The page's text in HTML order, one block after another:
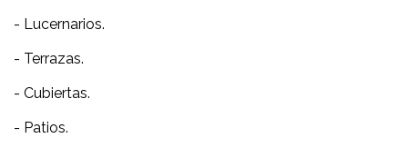
- Lucernarios.
- Terrazas.
- Cubiertas.
- Patios.